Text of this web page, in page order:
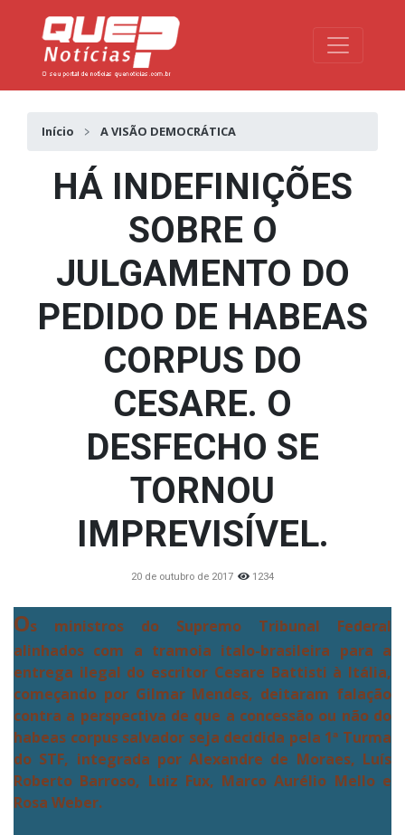
Toggle
Início A VISÃO DEMOCRÁTICA
HÁ INDEFINIÇÕES
SOBRE O
JULGAMENTO DO
PEDIDO DE HABEAS
CORPUS DO
CESARE. O
DESFECHO SE
TORNOU
IMPREVISÍVEL.
20 de outubro de 2017 1234
Os ministros do Supremo Tribunal Federal
alinhados com a tramoia italo-brasileira para a
entrega ilegal do escritor Cesare Battisti à Itália,
começando por Gilmar Mendes, deitaram falação
contra a perspectiva de que a concessão ou não do
habeas corpus salvador seja decidida pela 1ª Turma
do STF, integrada por Alexandre de Moraes, Luís
Roberto Barroso, Luiz Fux, Marco Aurélio Mello e
Rosa Weber.